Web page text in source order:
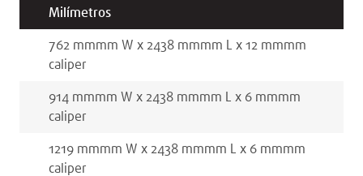
Milímetros
762 mmmm W x 2438 mmmm L x 12 mmmm
caliper
914 mmmm W x 2438 mmmm L x 6 mmmm
caliper
1219 mmmm W x 2438 mmmm L x 6 mmmm
caliper